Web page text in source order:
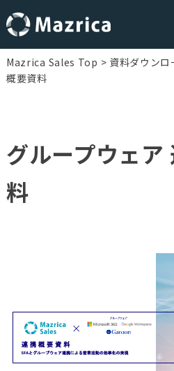
Skip
to
Mazrica Sales Top 資料ダウンロ
概要資料
グループウェア
料